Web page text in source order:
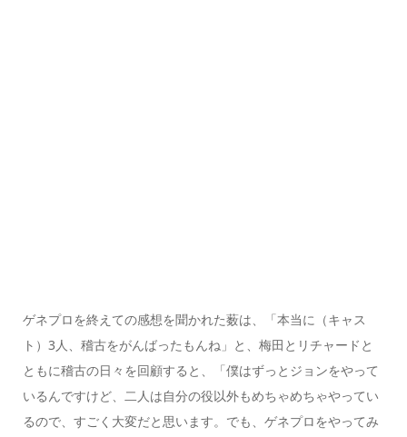
ゲネプロを終えての感想を聞かれた薮は、「本当に（キャス
ト）3人、稽古をがんばったもんね」と、梅田とリチャードと
ともに稽古の日々を回顧すると、「僕はずっとジョンをやって
いるんですけど、二人は自分の役以外もめちゃめちゃやってい
るので、すごく大変だと思います。でも、ゲネプロをやってみ